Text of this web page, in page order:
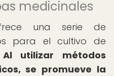
medicinales
una serie de
para el cultivo de
Al utilizar métodos
se promueve la